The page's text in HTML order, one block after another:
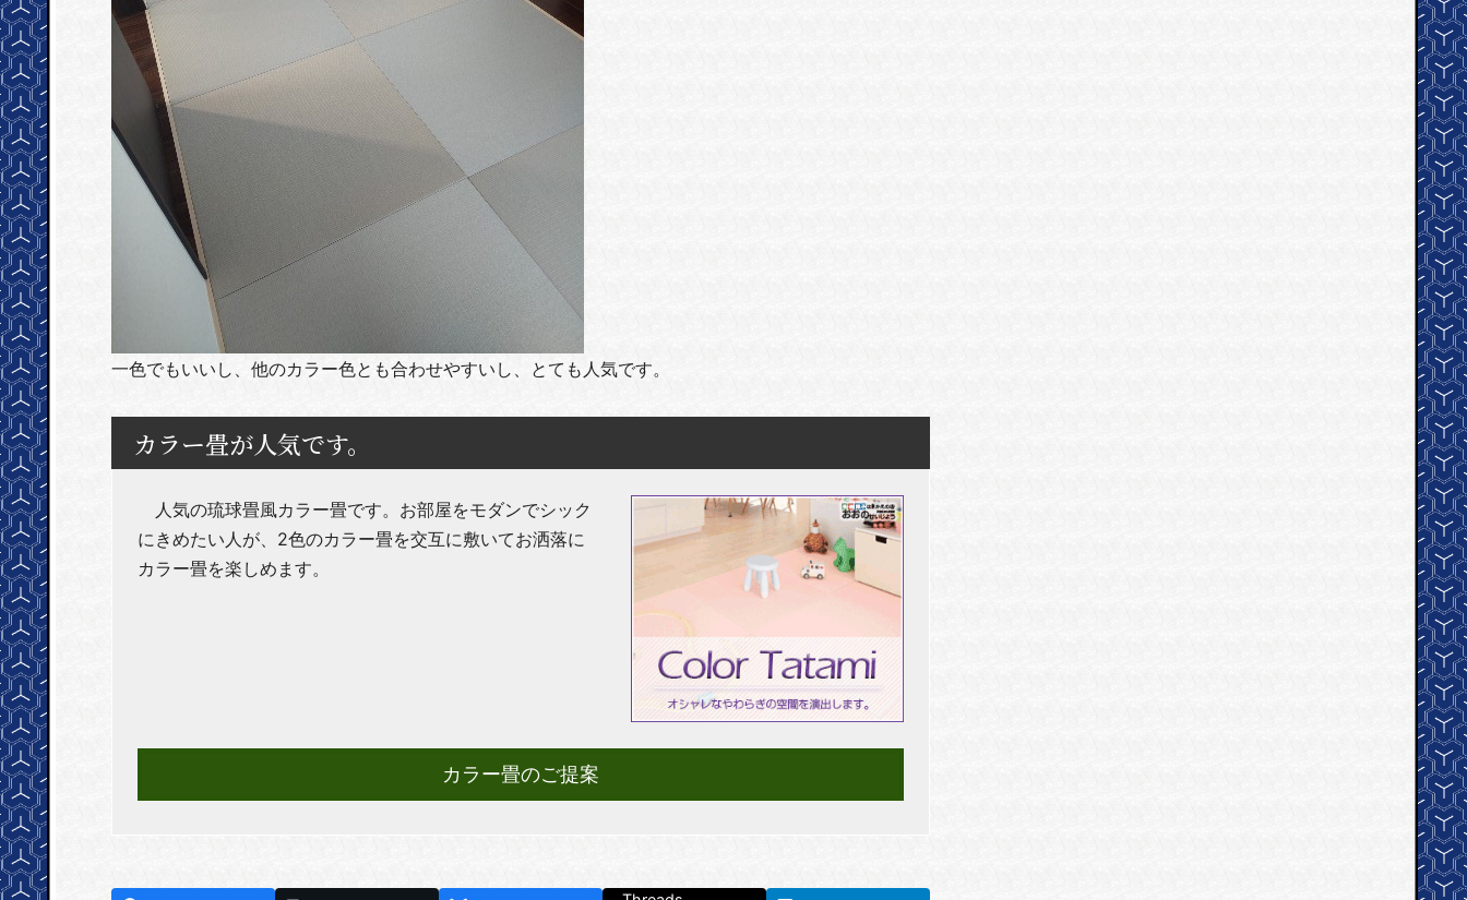
一色でもいいし、他のカラー色とも合わせやすいし、とても人気です。
カラー畳が人気です。
人気の琉球畳風カラー畳です。お部屋をモダンでシック
にきめたい人が、2色のカラー畳を交互に敷いてお洒落に
カラー畳を楽しめます。
カラー畳のご提案